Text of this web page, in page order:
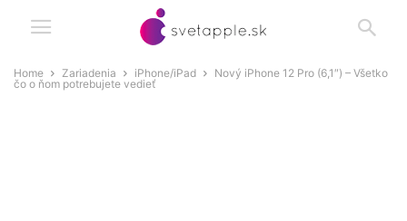
Home Zariadenia iPhone/iPad
Nový iPhone 12 Pro (6,1″) – Všetko
čo o ňom potrebujete vedieť